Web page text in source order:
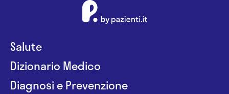
Salute
Dizionario Medico
Diagnosi e Prevenzione